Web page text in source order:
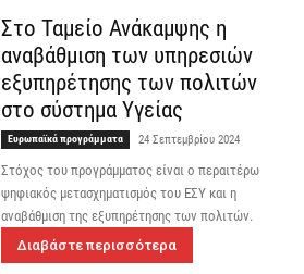
Στο Ταμείο Ανάκαμψης η
αναβάθμιση των υπηρεσιών
εξυπηρέτησης των πολιτών
στο σύστημα Υγείας
Ευρωπαϊκά προγράμματα 24 Σεπτεμβρίου 2024
Στόχος του προγράμματος είναι ο περαιτέρω
ψηφιακός μετασχηματισμός του ΕΣΥ και η
αναβάθμιση της εξυπηρέτησης των πολιτών.
Διαβάστε περισσότερα